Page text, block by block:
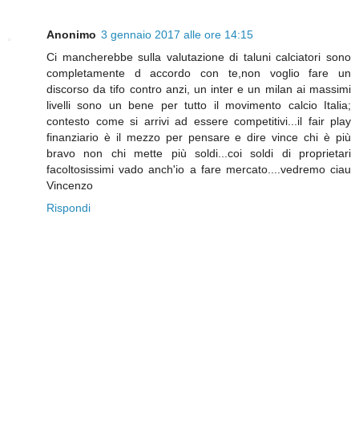
Anonimo 3 gennaio 2017 alle ore 14:15
Ci mancherebbe sulla valutazione di taluni calciatori sono
completamente d accordo con te,non voglio fare un
discorso da tifo contro anzi, un inter e un milan ai massimi
livelli sono un bene per tutto il movimento calcio Italia;
contesto come si arrivi ad essere competitivi...il fair play
finanziario è il mezzo per pensare e dire vince chi è più
bravo non chi mette più soldi...coi soldi di proprietari
facoltosissimi vado anch'io a fare mercato....vedremo ciau
Vincenzo
Rispondi